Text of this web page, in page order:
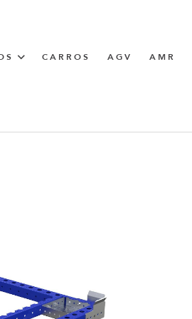
CARROS AGV AMR